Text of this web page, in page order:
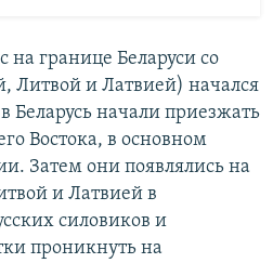
границе Беларуси со
Литвой и Латвией) начался
Беларусь начали приезжать
Востока, в основном
Затем они появлялись на
и Латвией в
силовиков и
проникнуть на